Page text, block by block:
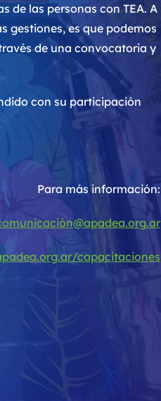
de las personas con TEA. A
gestiones, es que podemos
de una convocatoria y
con su participación
Para más información:
capacitaciones